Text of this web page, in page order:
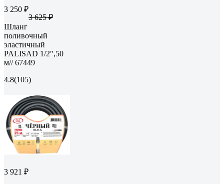
3 250 ₽
3 625 ₽
Шланг
поливочный
эластичный
PALISAD 1/2",50
м// 67449
4.8(105)
3 921 ₽